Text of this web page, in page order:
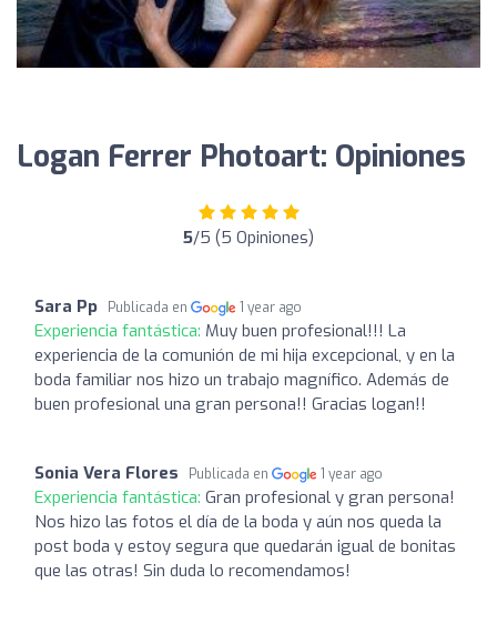
Logan Ferrer Photoart: Opiniones
5/5 (5 Opiniones)
Sara Pp Publicada en 1 year ago
Experiencia fantástica: Muy buen profesional!!! La
experiencia de la comunión de mi hija excepcional, y en la
boda familiar nos hizo un trabajo magnífico. Además de
buen profesional una gran persona!! Gracias logan!!
Sonia Vera Flores Publicada en 1 year ago
Experiencia fantástica: Gran profesional y gran persona!
Nos hizo las fotos el día de la boda y aún nos queda la
post boda y estoy segura que quedarán igual de bonitas
que las otras! Sin duda lo recomendamos!